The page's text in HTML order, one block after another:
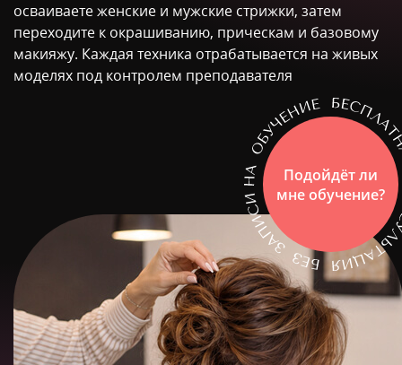
осваиваете женские и мужские стрижки, затем
переходите к окрашиванию, прическам и базовому
макияжу. Каждая техника отрабатывается на живых
моделях под контролем преподавателя
Подойдёт ли
мне обучение?